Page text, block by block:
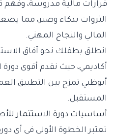
قرارات مالية مدروسة، وفهم
الثروات بذكاء وصبر، مما
المالي والنجاح المهني.
انطلق بطفلك نحو آفاق
أكاديمي، حيث نقدم أقوى دورة
أبوظبي تمزج بين التطبيق
المستقبل.
أساسيات دورة الاستثمار
تعتبر الخطوة الأولى في أي